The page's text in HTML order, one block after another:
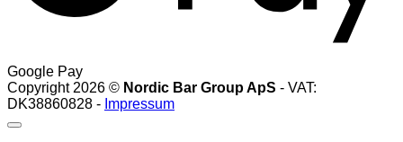
Google Pay
Copyright 2026 © Nordic Bar Group ApS - VAT:
DK38860828 - Impressum